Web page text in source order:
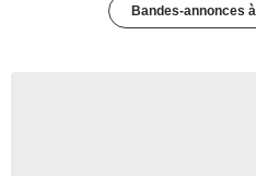
Bandes-annonces